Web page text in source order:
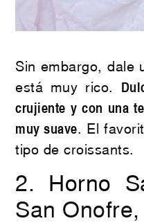
Sin embargo, dale
está muy rico.
crujiente y con una
muy suave . El
tipo de croissants.
2. Horno
San